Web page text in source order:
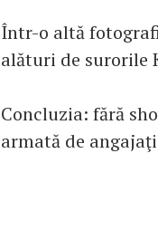
Într-o altă
alături de surorile
Concluzia: fără
armată de